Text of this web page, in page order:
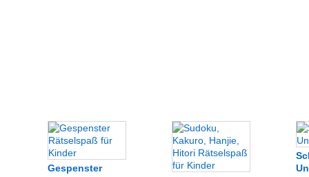
Gespenster